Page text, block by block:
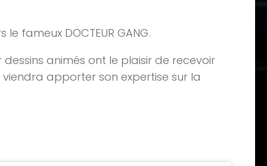
fameux DOCTEUR GANG.
animés ont le plaisir de recevoir
apporter son expertise sur la